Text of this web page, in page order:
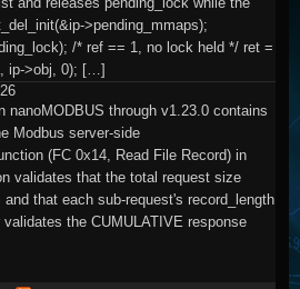
>pending_mmaps);
/* ref == 1, no lock held */ ret =
ip->obj, 0); […]
nanoMODBUS through v1.23.0 contains
Modbus server-side
(FC 0x14, Read File Record) in
validates that the total request size
that each sub-request's record_length
the CUMULATIVE response